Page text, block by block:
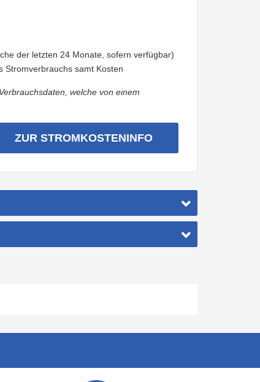
der letzten 24 Monate, sofern verfügbar)
Stromverbrauchs samt Kosten
welche von einem
ZUR STROMKOSTENINFO